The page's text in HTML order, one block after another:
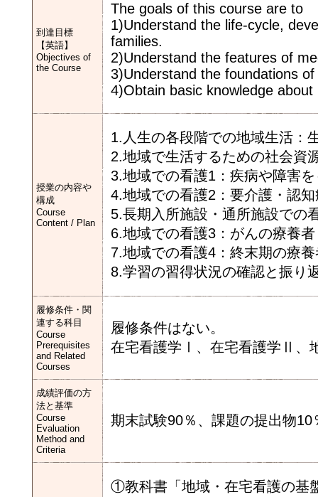
到達目標
【英語】
Objectives of
the Course
The goals of this course are to
1)Understand the life-cycle,
families.
2)Understand the features of
3)Understand the foundations
4)Obtain basic knowledge
授業の内容や
構成
Course
Content / Plan
1.人生の各段階での地域生活：
2.地域で生活するための社会資
3.地域での看護1：疾病や障害
4.地域での看護2：要介護・認
5.長期入所施設・通所施設での
6.地域での看護3：がんの療養者
7.地域での看護4：終末期の療養
8.学習の習得状況の確認と振り
履修条件・関
連する科目
Course
Prerequisites
and Related
Courses
履修条件はない。
在宅看護学Ⅰ、在宅看護学Ⅱ、
成績評価の方
法と基準
Course
Evaluation
Method and
Criteria
期末試験90％、課題の提出物
①教科書「地域・在宅看護の基